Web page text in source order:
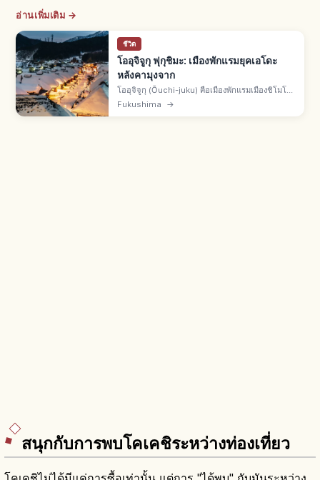
อ่านเพิ่มเติม →
ชีวิต
โออุจิจูกุ ฟุกุชิมะ: เมืองพักแรมยุคเอโดะ
หลังคามุงจาก
โออุจิจูกุ (Ōuchi-juku) คือเมืองพักแรมเมืองชิโมโกะ
อ.มินามิไอสึ จ.ฟุกุชิมะ แนวบ้านหลังคามุงจากบนเส้น
Fukushima →
สนุกกับการพบโคเคชิระหว่างท่องเที่ยว